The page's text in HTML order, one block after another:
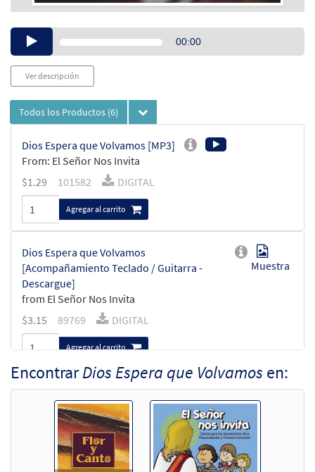
Audio00:00
Ver descripción
Todos los Productos (6)
Dios Espera que Volvamos [MP3]
From: El Señor Nos Invita
$1.29 101582 DIGITAL
Agregar al carrito
Dios Espera que Volvamos
[Acompañamiento Teclado / Guitarra -
Descargue]
from El Señor Nos Invita
Muestra
$3.15 89769 DIGITAL
Agregar al carrito
Dios Espera que Volvamos
[Acompañamiento Instrumento -
Descargue]
from El Señor Nos Invita
Muestra
95999 DIGITAL
EncontrarDios Espera que Volvamos en: